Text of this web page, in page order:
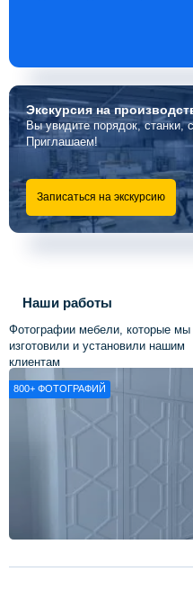
Экскурсияна
Вы увидите порядок, станки,
Приглашаем!
Записаться на экскурсию
Наши работы
Фотографии мебели, которые мы
изготовили и установили нашим
клиентам
800+ ФОТОГРАФИЙ